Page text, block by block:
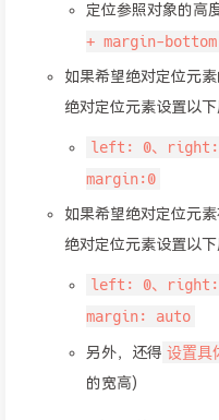
定位参照对象的高
+ margin-bottom
如果希望绝对定位元
绝对定位元素设置以
left: 0、right:
margin:0
如果希望绝对定位元
绝对定位元素设置以
left: 0、right:
margin: auto
另外，还得 设置具
的宽高)